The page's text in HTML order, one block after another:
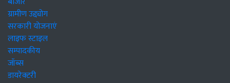
ग्रामीण उद्द्योग
सरकारी योजनाएं
लाइफ स्टाइल
सम्पादकीय
जॉब्स
डायरेक्टरी